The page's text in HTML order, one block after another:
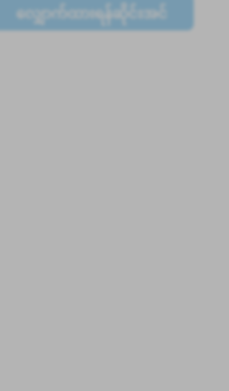
လျှောက်ထားရန်ဆိုင်းအင်